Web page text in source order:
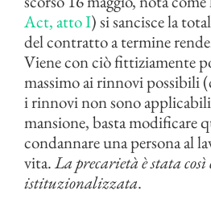
Act, atto I) si sancisce la
del contratto a termine
Viene con ciò fittiziamente
massimo ai rinnovi possibili
i rinnovi non sono applicabili
mansione, basta modificare
condannare una persona al
vita.La precarietà è stata
istituzionalizzata.